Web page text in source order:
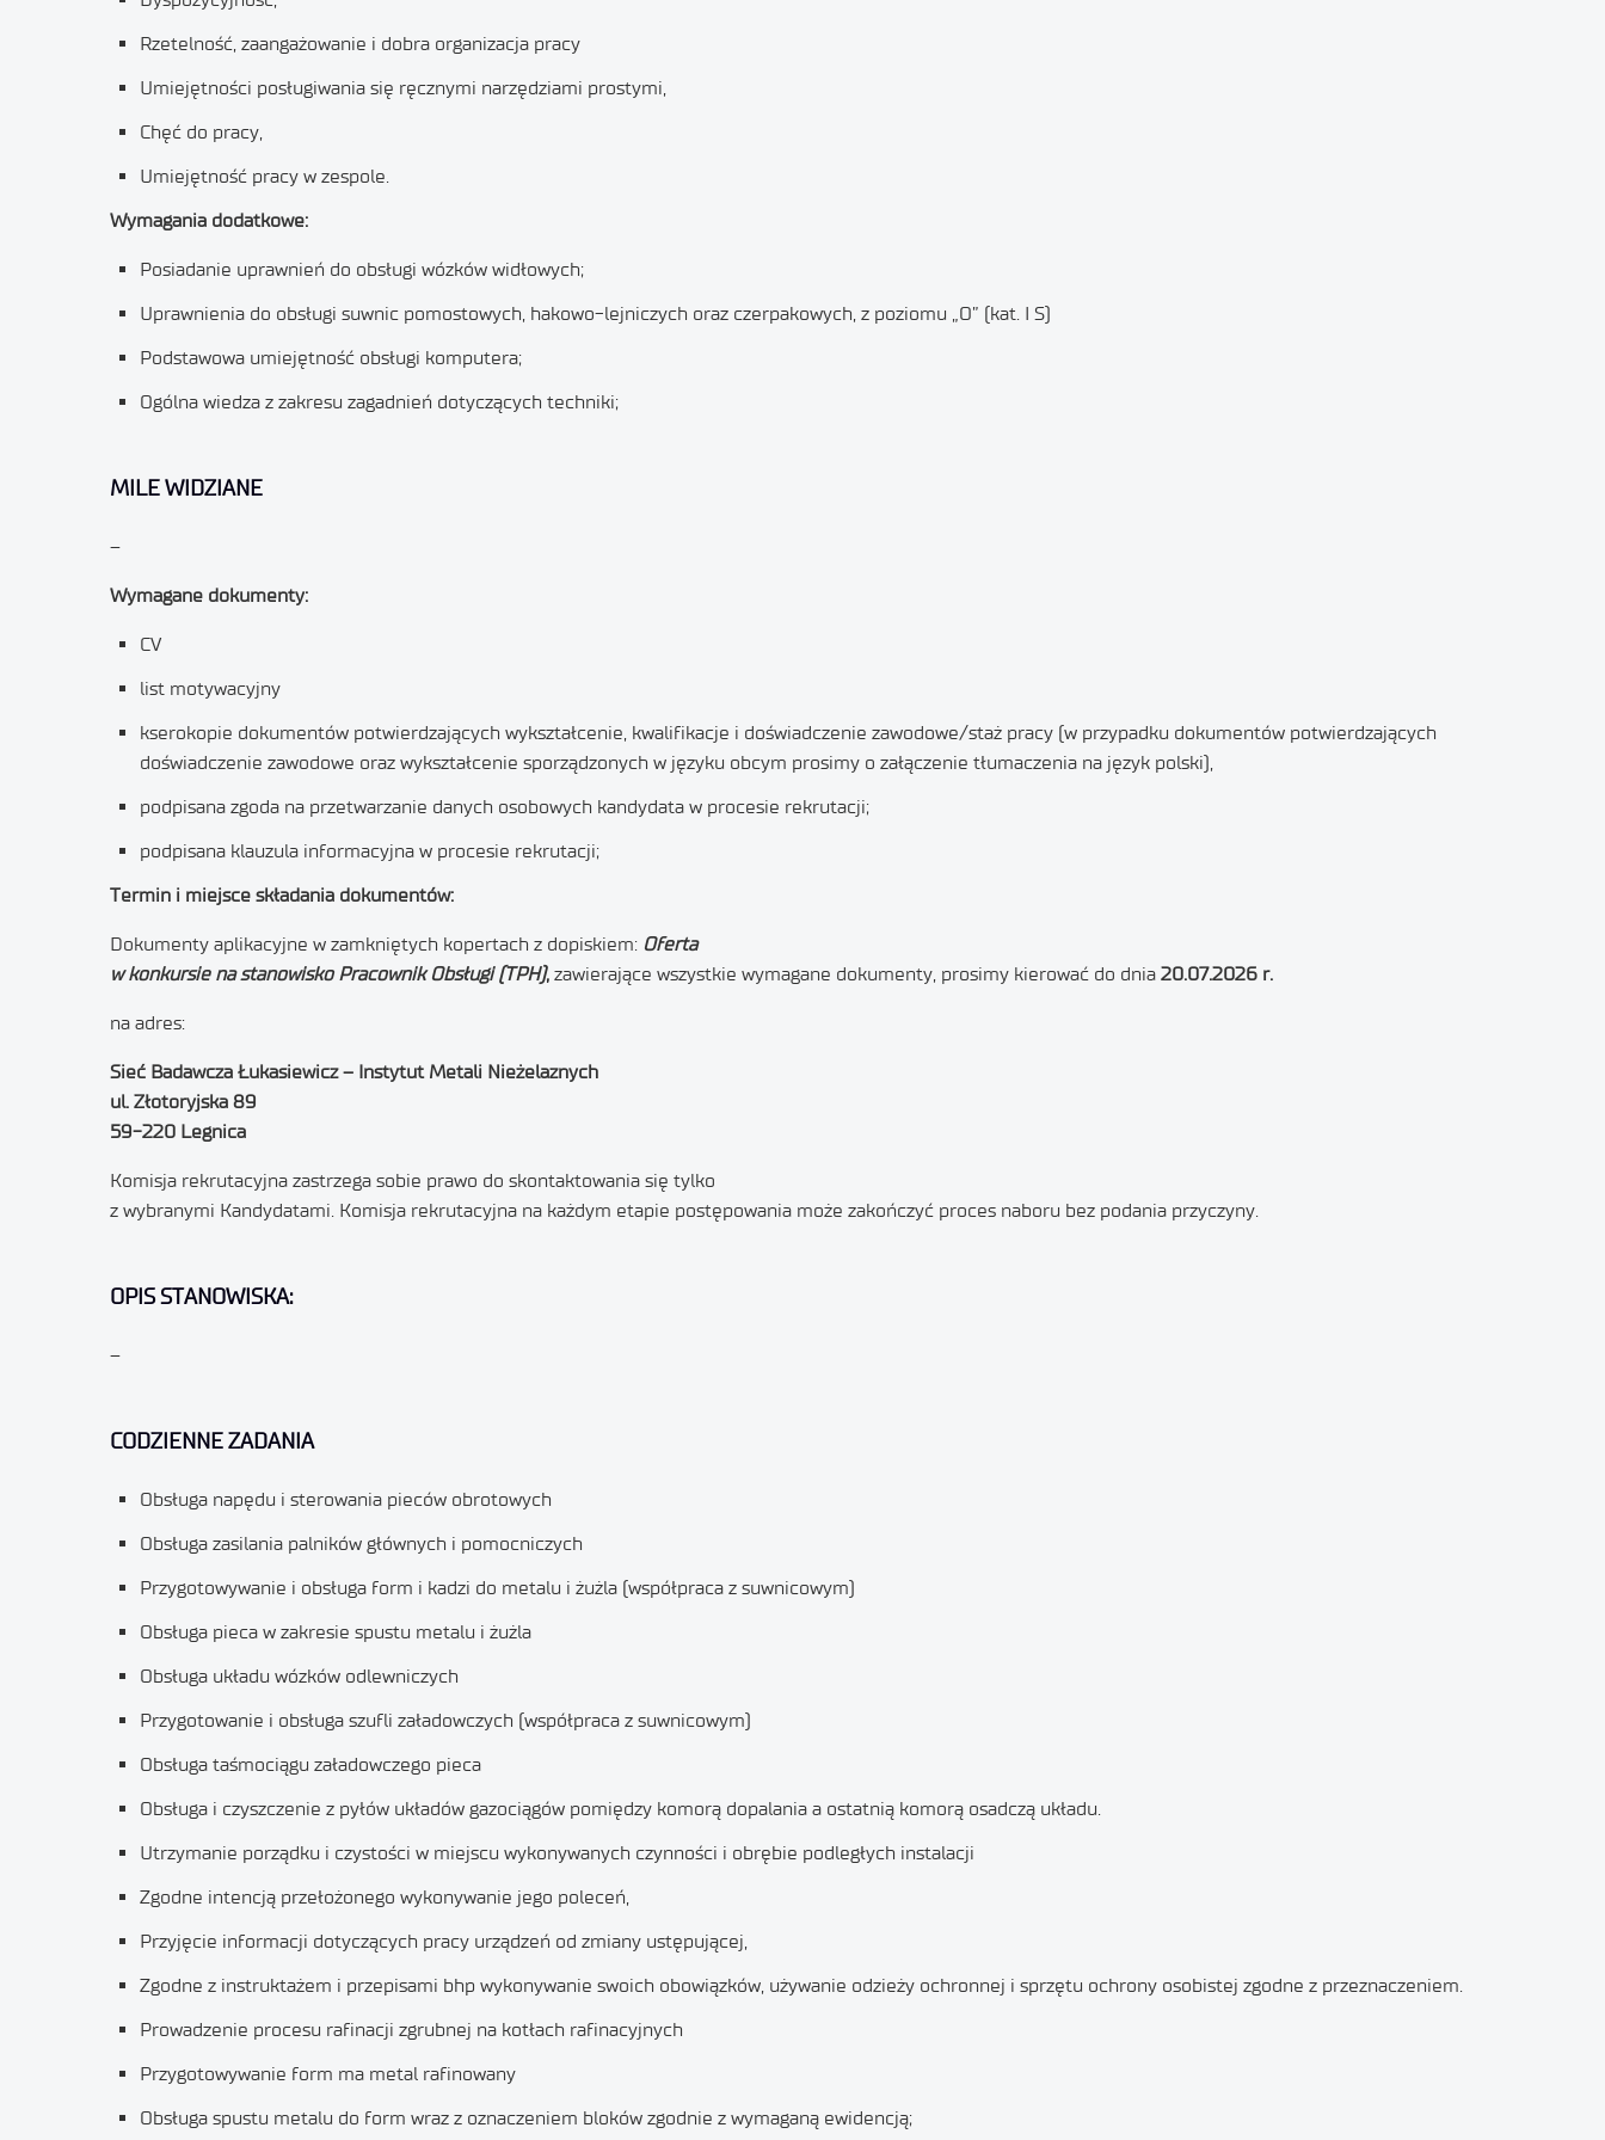
Rzetelność, zaangażowanie i dobra organizacja pracy
Umiejętności posługiwania się ręcznymi narzędziami prostymi,
Chęć do pracy,
Umiejętność pracy w zespole.
Wymagania dodatkowe:
Posiadanie uprawnień do obsługi wózków widłowych;
Uprawnienia do obsługi suwnic pomostowych, hakowo-lejniczych oraz czerpakowych, z poziomu „O” (kat. I S)
Podstawowa umiejętność obsługi komputera;
Ogólna wiedza z zakresu zagadnień dotyczących techniki;
MILE WIDZIANE
–
Wymagane dokumenty:
CV
list motywacyjny
kserokopie dokumentów potwierdzających wykształcenie, kwalifikacje i doświadczenie zawodowe/staż pracy (w przypadku dokumentów potwierdzających
doświadczenie zawodowe oraz wykształcenie sporządzonych w języku obcym prosimy o załączenie tłumaczenia na język polski),
podpisana zgoda na przetwarzanie danych osobowych kandydata w procesie rekrutacji;
podpisana klauzula informacyjna w procesie rekrutacji;
Termin i miejsce składania dokumentów:
Dokumenty aplikacyjne w zamkniętych kopertach z dopiskiem: Oferta
w konkursie na stanowisko Pracownik Obsługi (TPH), zawierające wszystkie wymagane dokumenty, prosimy kierować do dnia 20.07.2026 r.
na adres:
Sieć Badawcza Łukasiewicz – Instytut Metali Nieżelaznych
ul. Złotoryjska 89
59-220 Legnica
Komisja rekrutacyjna zastrzega sobie prawo do skontaktowania się tylko
z wybranymi Kandydatami. Komisja rekrutacyjna na każdym etapie postępowania może zakończyć proces naboru bez podania przyczyny.
OPIS STANOWISKA:
–
CODZIENNE ZADANIA
Obsługa napędu i sterowania pieców obrotowych
Obsługa zasilania palników głównych i pomocniczych
Przygotowywanie i obsługa form i kadzi do metalu i żużla (współpraca z suwnicowym)
Obsługa pieca w zakresie spustu metalu i żużla
Obsługa układu wózków odlewniczych
Przygotowanie i obsługa szufli załadowczych (współpraca z suwnicowym)
Obsługa taśmociągu załadowczego pieca
Obsługa i czyszczenie z pyłów układów gazociągów pomiędzy komorą dopalania a ostatnią komorą osadczą układu.
Utrzymanie porządku i czystości w miejscu wykonywanych czynności i obrębie podległych instalacji
Zgodne intencją przełożonego wykonywanie jego poleceń,
Przyjęcie informacji dotyczących pracy urządzeń od zmiany ustępującej,
Zgodne z instruktażem i przepisami bhp wykonywanie swoich obowiązków, używanie odzieży ochronnej i sprzętu ochrony osobistej zgodne z przeznaczeniem.
Prowadzenie procesu rafinacji zgrubnej na kotłach rafinacyjnych
Przygotowywanie form ma metal rafinowany
Obsługa spustu metalu do form wraz z oznaczeniem bloków zgodnie z wymaganą ewidencją;